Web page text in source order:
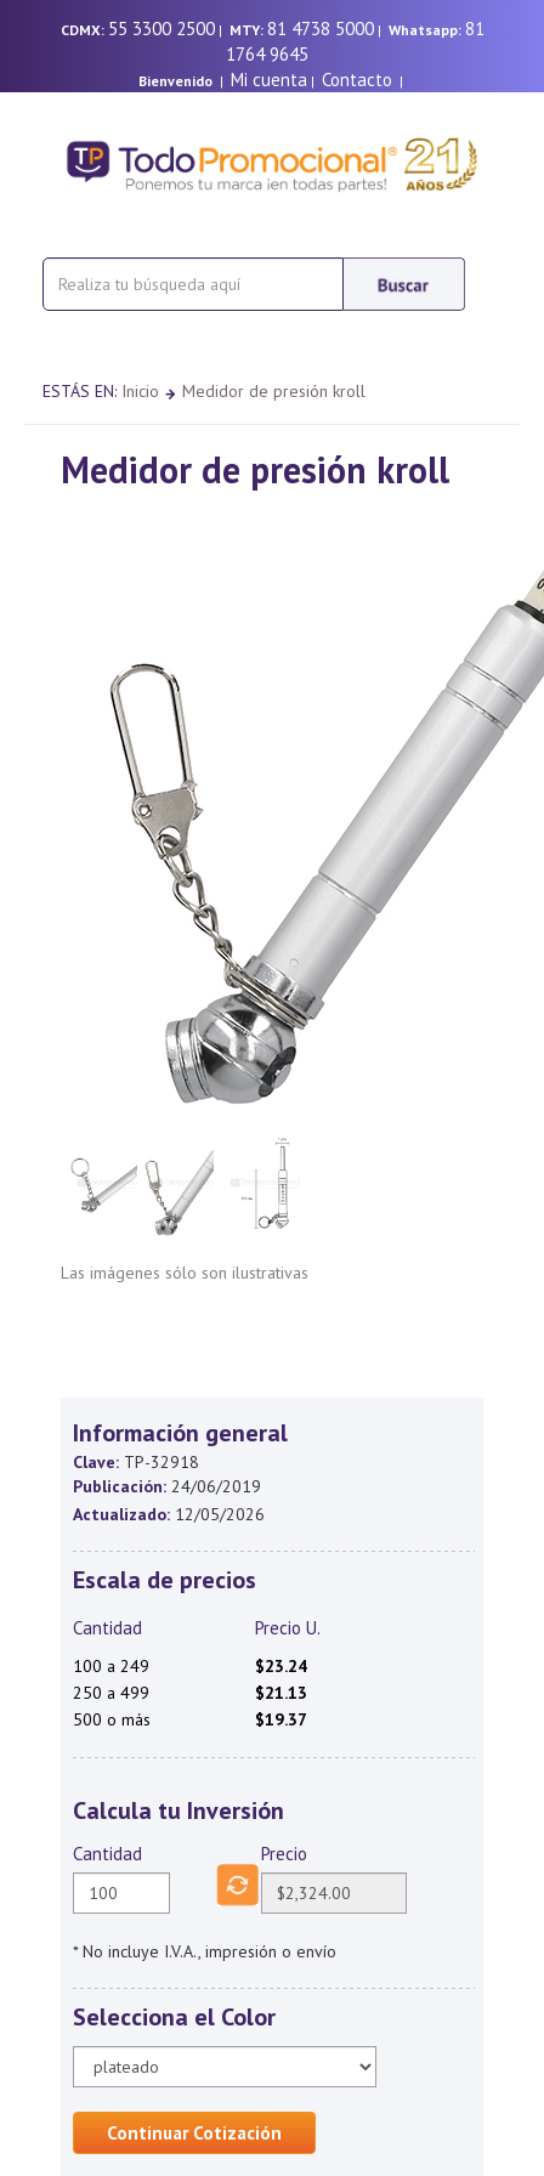
CDMX: 55 3300 2500| MTY: 81 4738 5000| Whatsapp: 81
1764 9645
Bienvenido| Mi cuenta | Contacto |
ESTÁS EN: Inicio Medidor de presión kroll
Medidor de presión kroll
Las imágenes sólo son ilustrativas
Información general
Clave: TP-32918
Publicación: 24/06/2019
Actualizado: 12/05/2026
Escala de precios
Cantidad Precio U.
100 a 249
$23.24
250 a 499
$21.13
500 o más
$19.37
Calcula tu Inversión
Cantidad Precio
* No incluye I.V.A., impresión o envío
Selecciona el Color
Continuar Cotización